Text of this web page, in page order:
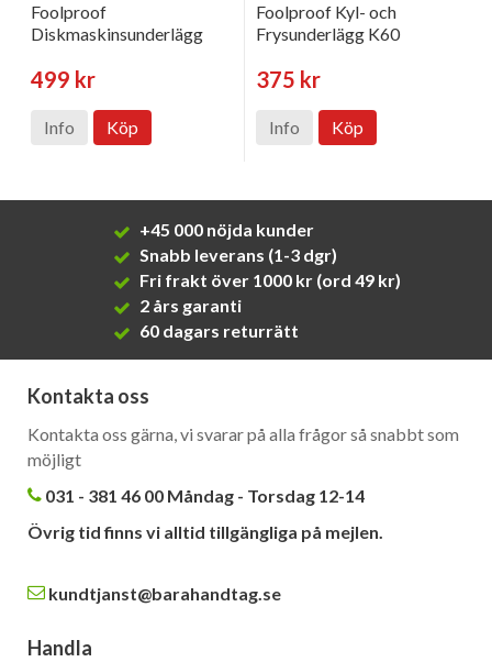
Foolproof
Diskmaskinsunderlägg
499 kr
Info Köp
Foolproof Kyl- och
Frysunderlägg K60
375 kr
Info Köp
+45 000 nöjda kunder
Snabb leverans (1-3 dgr)
Fri frakt över 1000 kr (ord 49 kr)
2 års garanti
60 dagars returrätt
Kontakta oss
Kontakta oss gärna, vi svarar på alla frågor så snabbt som
möjligt
031 - 381 46 00 Måndag - Torsdag 12-14
Övrig tid finns vi alltid tillgängliga på mejlen.
kundtjanst@barahandtag.se
Handla